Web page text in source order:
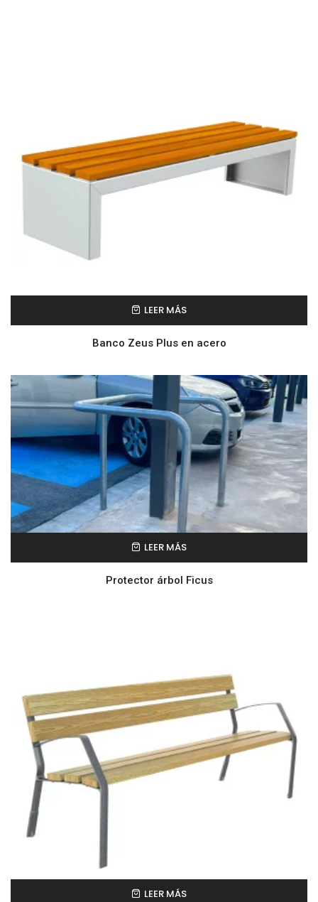
LEER MÁS
Banco Zeus Plus en acero
LEER MÁS
Protector árbol Ficus
LEER MÁS